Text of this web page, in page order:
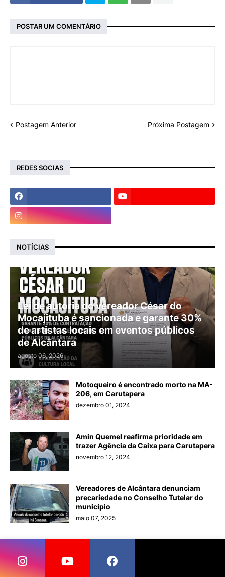
POSTAR UM COMENTÁRIO
Postagem Anterior Próxima Postagem
REDES SOCIAS
NOTÍCIAS
Lei de autoria do vereador César do
Mocajituba é sancionada e garante 30%
de artistas locais em eventos públicos
de Alcântara
agosto 06, 2026
Motoqueiro é encontrado morto na MA-
206, em Carutapera
dezembro 01, 2024
Amin Quemel reafirma prioridade em
trazer Agência da Caixa para Carutapera
novembro 12, 2024
Vereadores de Alcântara denunciam
precariedade no Conselho Tutelar do
município
maio 07, 2025